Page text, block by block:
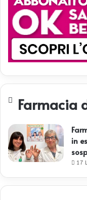
Farmacia
in
17